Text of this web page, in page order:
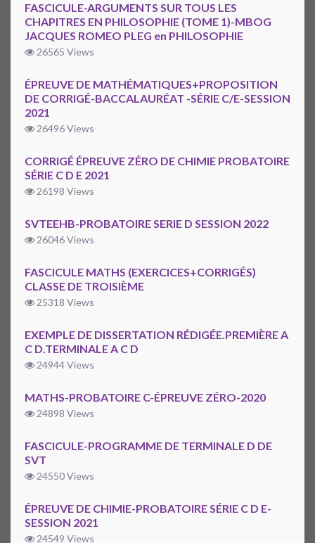
FASCICULE-ARGUMENTS SUR TOUS LES
CHAPITRES EN PHILOSOPHIE (TOME 1)-MBOG
JACQUES ROMEO PLEG en PHILOSOPHIE
26565 Views
ÉPREUVE DE MATHÉMATIQUES+PROPOSITION
DE CORRIGÉ-BACCALAURÉAT -SÉRIE C/E-SESSION
2021
26496 Views
CORRIGÉ ÉPREUVE ZÉRO DE CHIMIE PROBATOIRE
SÉRIE C D E 2021
26198 Views
SVTEEHB-PROBATOIRE SERIE D SESSION 2022
26046 Views
FASCICULE MATHS (EXERCICES+CORRIGÉS)
CLASSE DE TROISIÈME
25318 Views
EXEMPLE DE DISSERTATION RÉDIGÉE.PREMIÈRE A
C D.TERMINALE A C D
24944 Views
MATHS-PROBATOIRE C-ÉPREUVE ZÉRO-2020
24898 Views
FASCICULE-PROGRAMME DE TERMINALE D DE
SVT
24550 Views
ÉPREUVE DE CHIMIE-PROBATOIRE SÉRIE C D E-
SESSION 2021
24549 Views